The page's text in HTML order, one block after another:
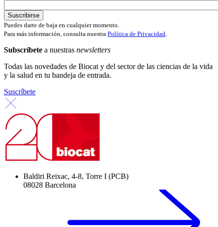
Puedes darte de baja en cualquier momento.
Para más información, consulta nuestra Política de Privacidad
Subscríbete a nuestras newsletters
Todas las novedades de Biocat y del sector de las ciencias de la vida
y la salud en tu bandeja de entrada.
Suscríbete
Baldiri Reixac, 4-8, Torre I (PCB)
08028 Barcelona